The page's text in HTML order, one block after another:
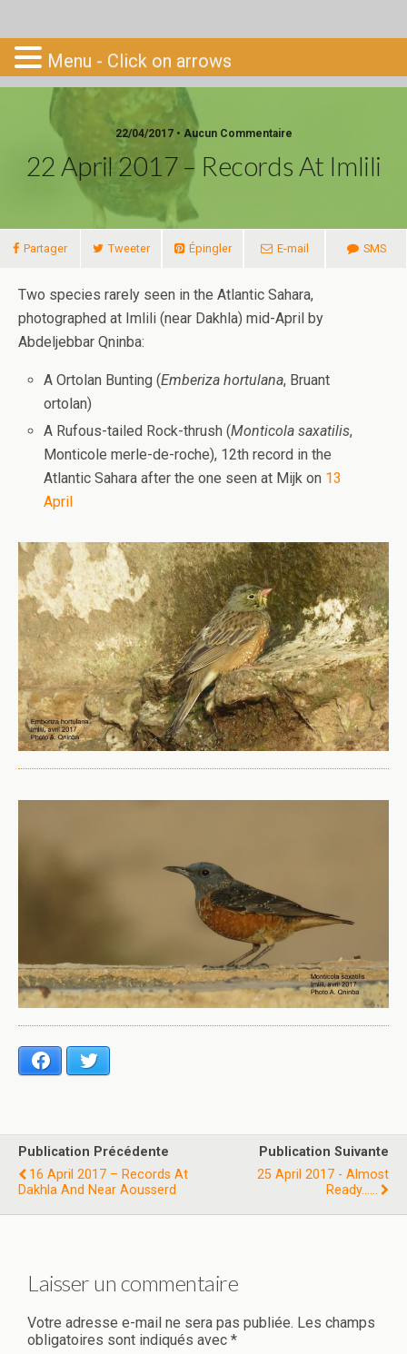
Go-South
22/04/2017 • Aucun Commentaire
22 April 2017 – Records At Imlili
Partager Tweeter Épingler E-mail SMS
Two species rarely seen in the Atlantic Sahara,
photographed at Imlili (near Dakhla) mid-April by
Abdeljebbar Qninba:
A Ortolan Bunting (Emberizahortulana, Bruant
ortolan)
A Rufous-tailed Rock-thrush (Monticola saxatilis,
Monticole merle-de-roche), 12th record in the
Atlantic Sahara after the one seen at Mijk on 13
April
Facebook
Publication Précédente
16 April 2017 – Records At
Dakhla And Near Aousserd
Publication Suivante
25 April 2017 - Almost
Ready......
Laisser un commentaire
Votre adresse e-mail ne sera pas publiée. Les champs
obligatoires sont indiqués avec *
Menu - Click on arrows